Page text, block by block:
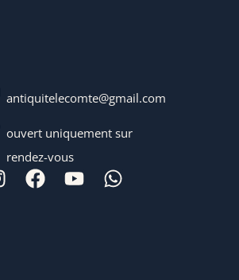
antiquitelecomte@gmail.com
ouvert uniquement sur
rendez-vous